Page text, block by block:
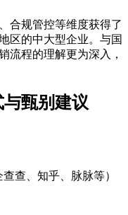
合规管控等维度获得了
区的中大型企业。与国
流程的理解更为深入，
甄别建议
查、知乎、脉脉等）